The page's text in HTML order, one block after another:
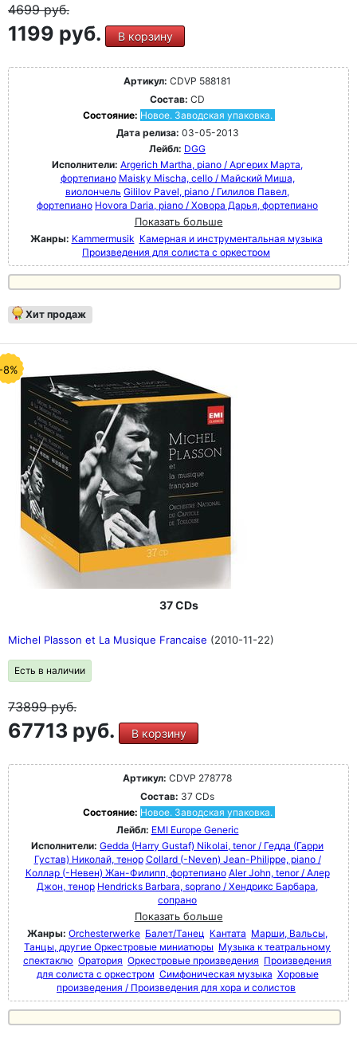
4699руб.
1199 руб. В корзину
Артикул: CDVP 588181
Состав: CD
Состояние: Новое. Заводская упаковка.
Дата релиза: 03-05-2013
Лейбл: DGG
Исполнители: Argerich Martha, piano / Аргерих Марта,
фортепиано Maisky Mischa, cello / Майский Миша,
виолончель Gililov Pavel, piano / Гилилов Павел,
фортепиано Hovora Daria, piano / Ховора Дарья, фортепиано
Показать больше
Жанры: Kammermusik Камерная и инструментальная музыка
Произведения для солиста с оркестром
Хит продаж
8%
37 CDs
Michel Plasson et La Musique Francaise (2010-11-22)
Есть в наличии
73899руб.
67713 руб. В корзину
Артикул: CDVP 278778
Состав: 37 CDs
Состояние: Новое. Заводская упаковка.
Лейбл: EMI Europe Generic
Исполнители: Gedda (Harry Gustaf) Nikolai, tenor / Гедда (Гарри
Густав) Николай, тенор Collard (-Neven) Jean-Philippe, piano /
Коллар (-Невен) Жан-Филипп, фортепиано Aler John, tenor / Алер
Джон, тенор Hendricks Barbara, soprano / Хендрикс Барбара,
сопрано
Показать больше
Жанры: Orchesterwerke Балет/Танец Кантата Марши, Вальсы,
Танцы, другие Оркестровые миниатюры Музыка к театральному
спектаклю Оратория Оркестровые произведения Произведения
для солиста с оркестром Симфоническая музыка Хоровые
произведения / Произведения для хора и солистов